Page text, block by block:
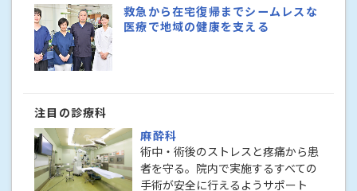
救急から在宅復帰までシームレスな
医療で地域の健康を支える
注目の診療科
麻酔科
術中・術後のストレスと疼痛から患
者を守る。院内で実施するすべての
手術が安全に行えるようサポート